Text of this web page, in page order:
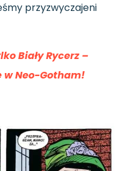
przyzwyczajeni
Biały Rycerz –
Neo-Gotham!